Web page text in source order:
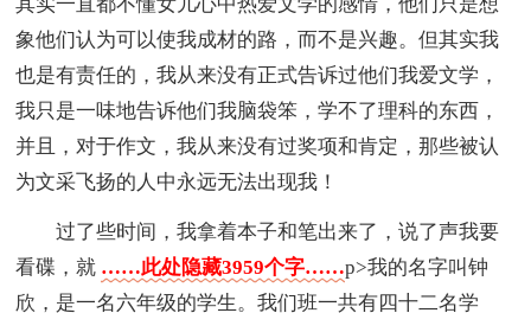
象他们认为可以使我成材的路，而不是兴趣。但其实我
也是有责任的，我从来没有正式告诉过他们我爱文学，
我只是一味地告诉他们我脑袋笨，学不了理科的东西，
并且，对于作文，我从来没有过奖项和肯定，那些被认
为文采飞扬的人中永远无法出现我！
过了些时间，我拿着本子和笔出来了，说了声我要
看碟，就 ……此处隐藏3959个字……p>我的名字叫钟
欣，是一名六年级的学生。我们班一共有四十二名学